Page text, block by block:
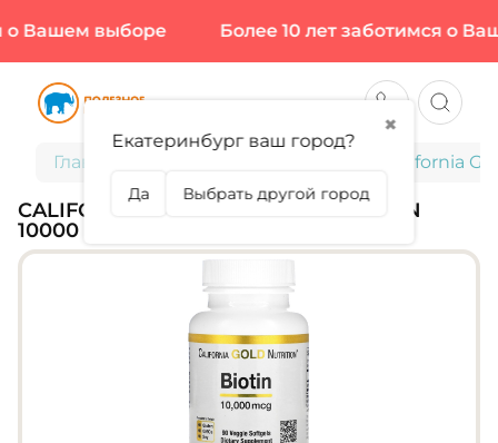
Вашем выборе Более 10 лет заботимся о
Главная California
CALIFORNIA GOLD NUTRITION, BIOTIN
10000 МКГ, 90 КАПС (90 ПОРЦИЙ)
✖
Екатеринбург ваш город?
Да Выбрать другой город